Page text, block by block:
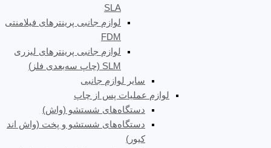
SLA
لوازم جانبی پرینترهای فیلامنتی
FDM
لوازم جانبی پرینترهای لیزری
SLM (چاپ سه‌بعدی فلز)
سایر لوازم جانبی
لوازم عملیات پس از چاپ
دستگاه‌های شستشو (واش)
دستگاه‌های شستشو و پخت (واش اند
کیور)